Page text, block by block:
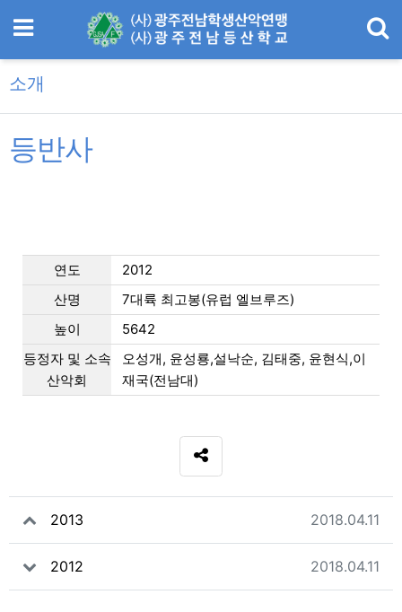
메뉴
소개
등반사
연도
2012
산명
7대륙 최고봉(유럽 엘브루즈)
높이
5642
등정자 및 소속
산악회
오성개, 윤성룡,설낙순, 김태중, 윤현식,이
재국(전남대)
SNS 공유
관련자료
2013 작성일
2018.04.11
2012 작성일
2018.04.11